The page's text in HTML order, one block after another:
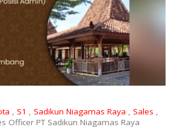
, S1 , Sadikun Niagamas Raya , Sales ,
Officer PT Sadikun Niagamas Raya